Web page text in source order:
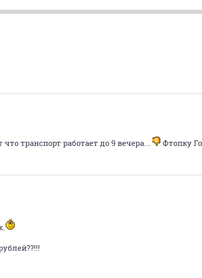
транспорт работает до 9 вечера... Фтопку